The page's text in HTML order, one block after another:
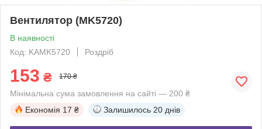
Вентилятор (MK5720)
В наявності
Код: KAMK5720
Роздріб
153 ₴ 170 ₴
Мінімальна сума замовлення на сайті — 200 ₴
Економія 17 ₴ Залишилось 20 днів